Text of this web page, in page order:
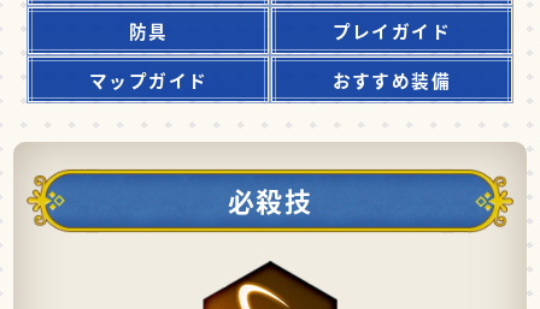
防具
プレイガイド
マップガイド
おすすめ装備
必殺技